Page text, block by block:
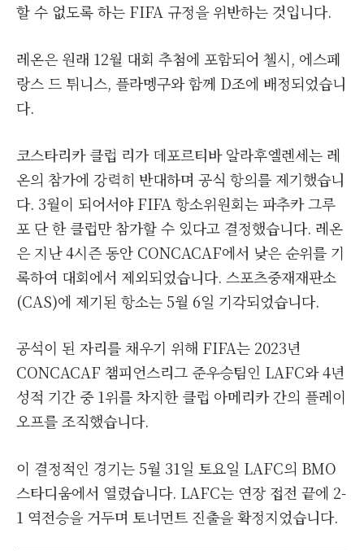
할 수 없도록 하는 FIFA 규정을 위반하는 것입니다.
레온은 원래 12월 대회 추첨에 포함되어 첼시, 에스페
랑스 드 튀니스, 플라멩구와 함께 D조에 배정되었습니
다.
코스타리카 클럽 리가 데포르티바 알라후엘렌세는 레
온의 참가에 강력히 반대하며 공식 항의를 제기했습니
다. 3월이 되어서야 FIFA 항소위원회는 파추카 그루
포 단 한 클럽만 참가할 수 있다고 결정했습니다. 레온
은 지난 4시즌 동안 CONCACAF에서 낮은 순위를 기
록하여 대회에서 제외되었습니다. 스포츠중재재판소
(CAS)에 제기된 항소는 5월 6일 기각되었습니다.
공석이 된 자리를 채우기 위해 FIFA는 2023년
CONCACAF 챔피언스리그 준우승팀인 LAFC와 4년
성적 기간 중 1위를 차지한 클럽 아메리카 간의 플레이
오프를 조직했습니다.
이 결정적인 경기는 5월 31일 토요일 LAFC의 BMO
스타디움에서 열렸습니다. LAFC는 연장 접전 끝에 2-
1 역전승을 거두며 토너먼트 진출을 확정지었습니다.